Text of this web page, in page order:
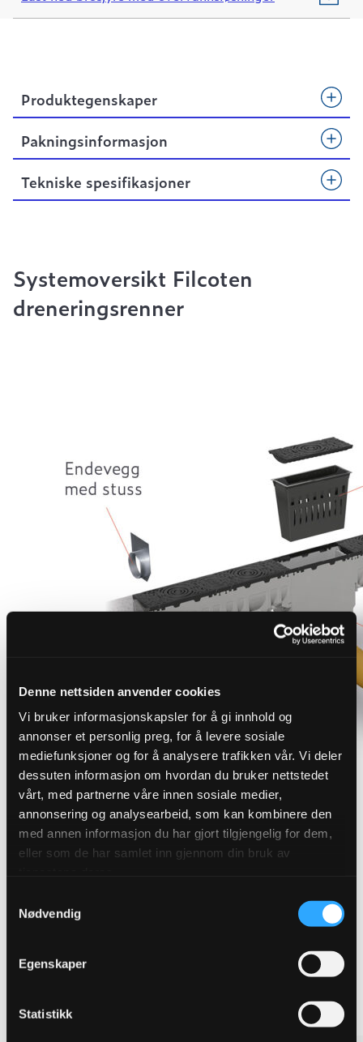
Denne nettsiden anvender cookies
Vi bruker informasjonskapsler for å gi innhold og
annonser et personlig preg, for å levere sosiale
mediefunksjoner og for å analysere trafikken vår. Vi deler
dessuten informasjon om hvordan du bruker nettstedet
vårt, med partnerne våre innen sosiale medier,
annonsering og analysearbeid, som kan kombinere den
med annen informasjon du har gjort tilgjengelig for dem,
eller som de har samlet inn gjennom din bruk av
Nødvendig
Egenskaper
Statistikk
Produktegenskaper
Pakningsinformasjon
Tekniske spesifikasjoner
Systemoversikt Filcoten
dreneringsrenner
Finn riktig overvannsløsning for
ditt prosjekt
Robuste løsninger som sikrer effektiv avledning og
håndtering av overvann. Vi leverer produkter for
blågrønn og konvensjonell overvannshåndtering.